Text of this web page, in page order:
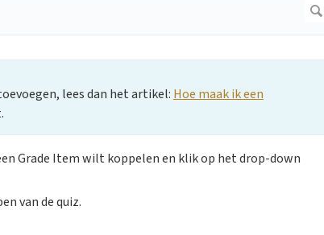
lees dan het artikel: Hoe maak ik een
Grade Item wilt koppelen en klik op het drop-down
van de quiz.